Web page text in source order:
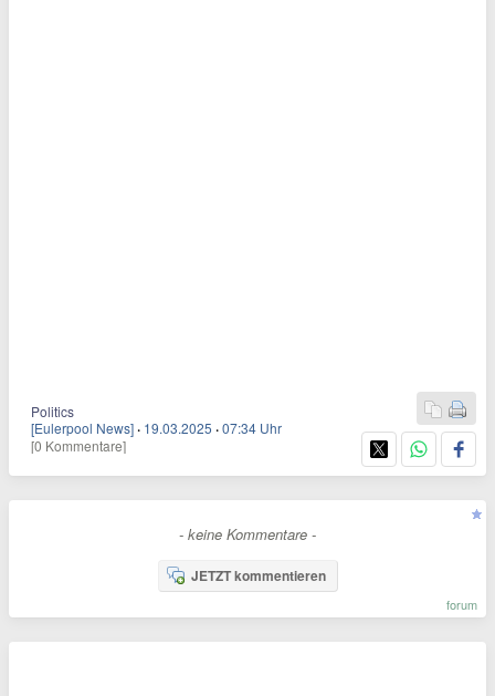
Politics
[Eulerpool News] · 19.03.2025 ·07:34 Uhr
[0 Kommentare]
- keine Kommentare -
JETZT kommentieren
forum